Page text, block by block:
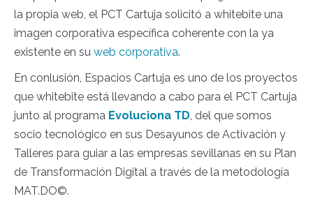
la propia web, el PCT Cartuja solicitó a whitebite una
imagen corporativa específica coherente con la ya
existente en su web corporativa.
En conlusión, Espacios Cartuja es uno de los proyectos
que whitebite está llevando a cabo para el PCT Cartuja
junto al programa Evoluciona TD, del que somos
socio tecnológico en sus Desayunos de Activación y
Talleres para guiar a las empresas sevillanas en su Plan
de Transformación Digital a través de la metodología
MAT.DO©.